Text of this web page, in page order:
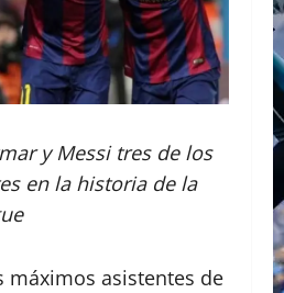
y Messi tres de los
en la historia de la
máximos asistentes de